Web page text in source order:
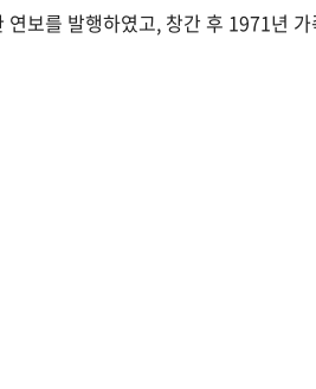
보를 발행하였고, 창간 후 1971년